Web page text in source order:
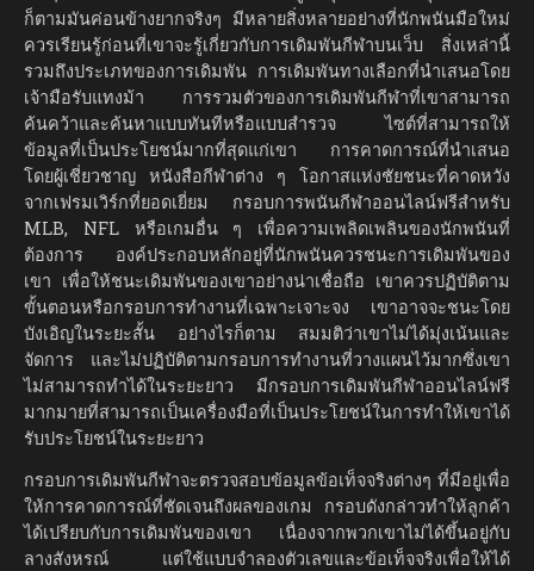
ก็ตามมันค่อนข้างยากจริงๆ มีหลายสิ่งหลายอย่างที่นักพนันมือใหม่
ควรเรียนรู้ก่อนที่เขาจะรู้เกี่ยวกับการเดิมพันกีฬาบนเว็บ สิ่งเหล่านี้
รวมถึงประเภทของการเดิมพัน การเดิมพันทางเลือกที่นำเสนอโดย
เจ้ามือรับแทงม้า การรวมตัวของการเดิมพันกีฬาที่เขาสามารถ
ค้นคว้าและค้นหาแบบทันทีหรือแบบสำรวจ ไซต์ที่สามารถให้
ข้อมูลที่เป็นประโยชน์มากที่สุดแก่เขา การคาดการณ์ที่นำเสนอ
โดยผู้เชี่ยวชาญ หนังสือกีฬาต่าง ๆ โอกาสแห่งชัยชนะที่คาดหวัง
จากเฟรมเวิร์กที่ยอดเยี่ยม กรอบการพนันกีฬาออนไลน์ฟรีสำหรับ
MLB, NFL หรือเกมอื่น ๆ เพื่อความเพลิดเพลินของนักพนันที่
ต้องการ องค์ประกอบหลักอยู่ที่นักพนันควรชนะการเดิมพันของ
เขา เพื่อให้ชนะเดิมพันของเขาอย่างน่าเชื่อถือ เขาควรปฏิบัติตาม
ขั้นตอนหรือกรอบการทำงานที่เฉพาะเจาะจง เขาอาจจะชนะโดย
บังเอิญในระยะสั้น อย่างไรก็ตาม สมมติว่าเขาไม่ได้มุ่งเน้นและ
จัดการ และไม่ปฏิบัติตามกรอบการทำงานที่วางแผนไว้มากซึ่งเขา
ไม่สามารถทำได้ในระยะยาว มีกรอบการเดิมพันกีฬาออนไลน์ฟรี
มากมายที่สามารถเป็นเครื่องมือที่เป็นประโยชน์ในการทำให้เขาได้
รับประโยชน์ในระยะยาว
กรอบการเดิมพันกีฬาจะตรวจสอบข้อมูลข้อเท็จจริงต่างๆ ที่มีอยู่เพื่อ
ให้การคาดการณ์ที่ชัดเจนถึงผลของเกม กรอบดังกล่าวทำให้ลูกค้า
ได้เปรียบกับการเดิมพันของเขา เนื่องจากพวกเขาไม่ได้ขึ้นอยู่กับ
ลางสังหรณ์ แต่ใช้แบบจำลองตัวเลขและข้อเท็จจริงเพื่อให้ได้